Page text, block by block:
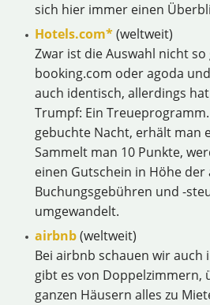
sich hier immer einen
Hotels.com*(weltweit)
Zwar ist die Auswahl nicht
booking.com oder agoda
auch identisch, allerdings
Trumpf: Ein
gebuchte Nacht, erhält man
Sammelt man 10 Punkte,
einen Gutschein in Höhe der
Buchungsgebühren und -
umgewandelt.
airbnb(weltweit)
Bei airbnb schauen wir
gibt es von Doppelzimmern,
ganzen Häusern alles zu